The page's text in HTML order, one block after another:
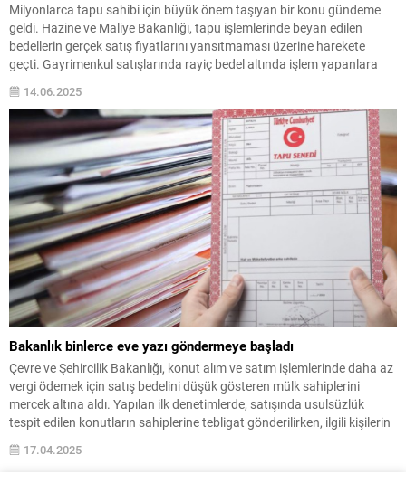
Milyonlarca tapu sahibi için büyük önem taşıyan bir konu gündeme
geldi. Hazine ve Maliye Bakanlığı, tapu işlemlerinde beyan edilen
bedellerin gerçek satış fiyatlarını yansıtmaması üzerine harekete
geçti. Gayrimenkul satışlarında rayiç bedel altında işlem yapanlara
ağır cezaların yolda olduğu belirtildi.
14.06.2025
Bakanlık binlerce eve yazı göndermeye başladı
Çevre ve Şehircilik Bakanlığı, konut alım ve satım işlemlerinde daha az
vergi ödemek için satış bedelini düşük gösteren mülk sahiplerini
mercek altına aldı. Yapılan ilk denetimlerde, satışında usulsüzlük
tespit edilen konutların sahiplerine tebligat gönderilirken, ilgili kişilerin
il müdürlüklerinde savunma vermesi talep edildi.
17.04.2025